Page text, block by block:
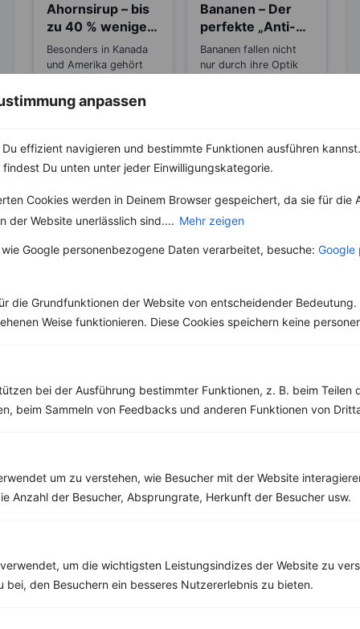
anpassen
effizient navigieren und bestimmte Funktionen ausführen
Du unten unter jeder Einwilligungskategorie.
Cookies werden in Deinem Browser gespeichert, da sie für die
der Website unerlässlich sind.... Mehr zeigen
Google personenbezogene Daten verarbeitet, besuche: Google
die Grundfunktionen der Website von entscheidender Bedeutung.
Weise funktionieren. Diese Cookies speichern keine
bei der Ausführung bestimmter Funktionen, z. B. beim Teilen
beim Sammeln von Feedbacks und anderen Funktionen von
um zu verstehen, wie Besucher mit der Website
Anzahl der Besucher, Absprungrate, Herkunft der Besucher usw.
um die wichtigsten Leistungsindizes der Website zu
bei, den Besuchern ein besseres Nutzererlebnis zu bieten.
Ahornsirup – bis
zu 40 % weniger
Kalorien als
Zucker
Besonders in Kanada
und Amerika gehört
Maple Syrup wohl zu
den Klassikern,...
Bananen – Der
perfekte „Anti-
Stress“-Snack
Bananen fallen nicht
nur durch ihre Optik
Weitere Vegetarische Rezepte
‹ ›
Kalorien: 349 kcal
Fett:10 g
Fett:13 g
23 g
Kohlehydrate:66 g